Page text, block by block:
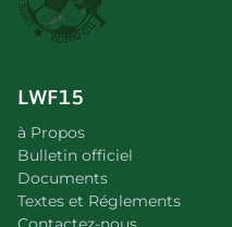
LWF15
à Propos
Bulletin officiel
Documents
Textes et Réglements